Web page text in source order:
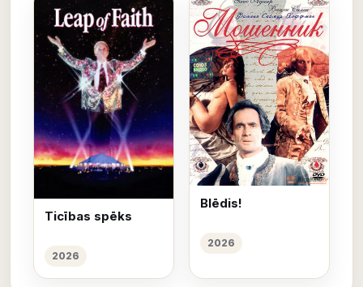
Ticības spēks
2026
Blēdis!
2026